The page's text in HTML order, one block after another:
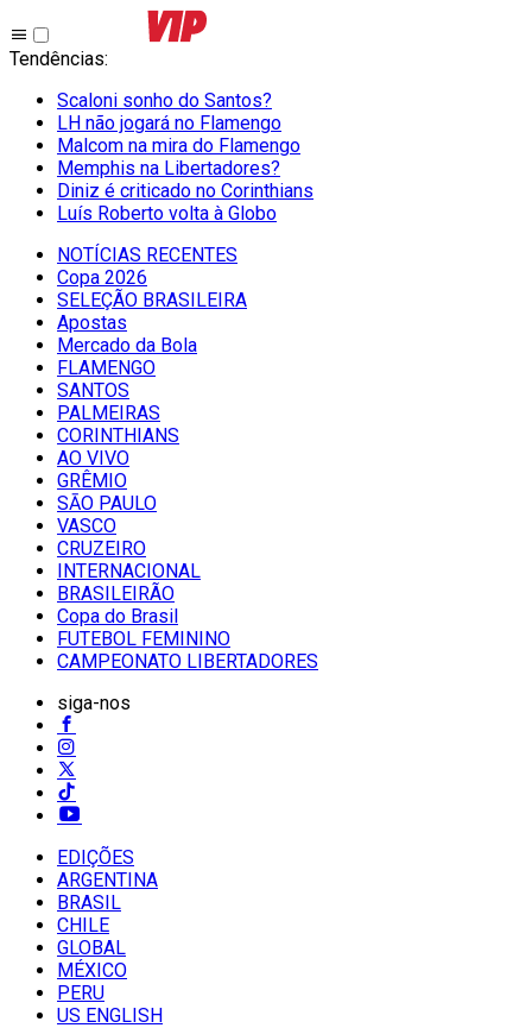
Tendências:
Scaloni sonho do Santos?
LH não jogará no Flamengo
Malcom na mira do Flamengo
Memphis na Libertadores?
Diniz é criticado no Corinthians
Luís Roberto volta à Globo
NOTÍCIAS RECENTES
Copa 2026
SELEÇÃO BRASILEIRA
Apostas
Mercado da Bola
FLAMENGO
SANTOS
PALMEIRAS
CORINTHIANS
AO VIVO
GRÊMIO
SĀO PAULO
VASCO
CRUZEIRO
INTERNACIONAL
BRASILEIRÃO
Copa do Brasil
FUTEBOL FEMININO
CAMPEONATO LIBERTADORES
siga-nos
EDIÇÕES
ARGENTINA
BRASIL
CHILE
GLOBAL
MÉXICO
PERU
US ENGLISH